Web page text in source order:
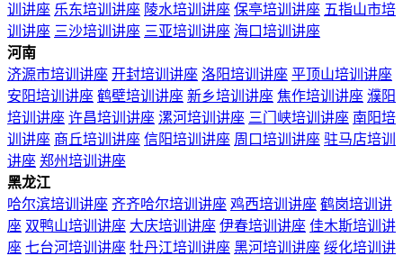
训讲座 乐东培训讲座 陵水培训讲座 保亭培训讲座 五指山市培
训讲座 三沙培训讲座 三亚培训讲座 海口培训讲座
河南
济源市培训讲座 开封培训讲座 洛阳培训讲座 平顶山培训讲座
安阳培训讲座 鹤壁培训讲座 新乡培训讲座 焦作培训讲座 濮阳
培训讲座 许昌培训讲座 漯河培训讲座 三门峡培训讲座 南阳培
训讲座 商丘培训讲座 信阳培训讲座 周口培训讲座 驻马店培训
讲座 郑州培训讲座
黑龙江
哈尔滨培训讲座 齐齐哈尔培训讲座 鸡西培训讲座 鹤岗培训讲
座 双鸭山培训讲座 大庆培训讲座 伊春培训讲座 佳木斯培训讲
座 七台河培训讲座 牡丹江培训讲座 黑河培训讲座 绥化培训讲